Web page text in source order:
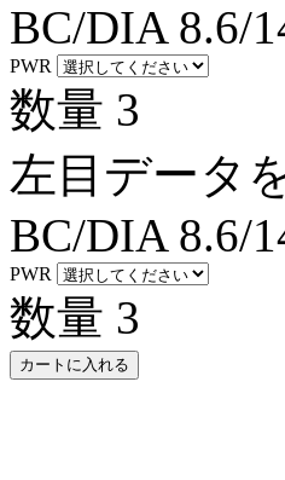
BC/DIA 8.6/
PWR
数量 3
左目データ
BC/DIA 8.6/
PWR
数量 3
カートに入れる